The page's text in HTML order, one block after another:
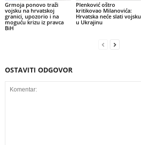
Grmoja ponovo traži
vojsku na hrvatskoj
granici, upozorio i na
moguću krizu iz pravca
BiH
Plenković oštro
kritikovao Milanovića:
Hrvatska neće slati vojsku
u Ukrajinu
OSTAVITI ODGOVOR